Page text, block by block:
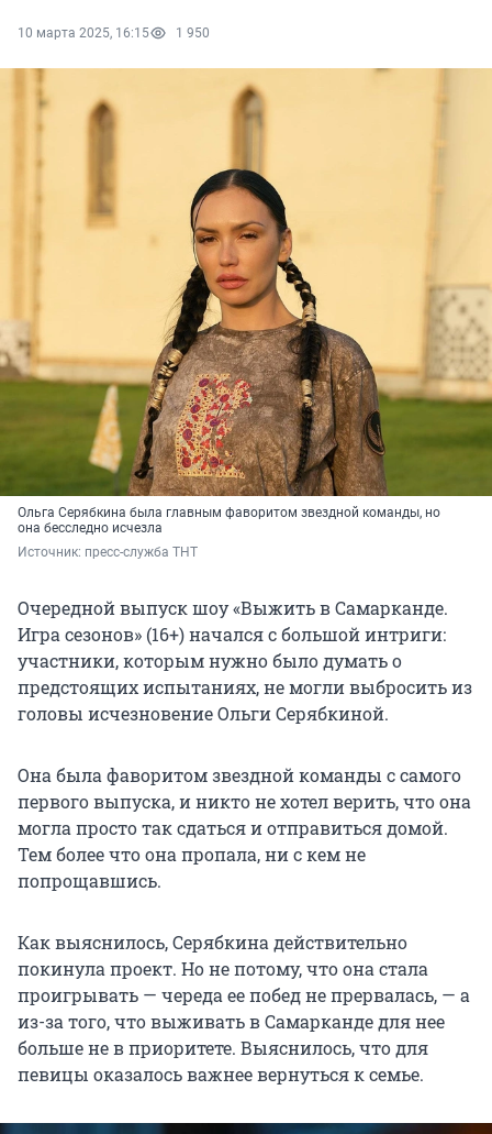
10 марта 2025, 16:15 1 950
Ольга Серябкина была главным фаворитом звездной команды, но
она бесследно исчезла
Источник: пресс-служба ТНТ
Очередной выпуск шоу «Выжить в Самарканде.
Игра сезонов» (16+) начался с большой интриги:
участники, которым нужно было думать о
предстоящих испытаниях, не могли выбросить из
головы исчезновение Ольги Серябкиной.
Она была фаворитом звездной команды с самого
первого выпуска, и никто не хотел верить, что она
могла просто так сдаться и отправиться домой.
Тем более что она пропала, ни с кем не
попрощавшись.
Как выяснилось, Серябкина действительно
покинула проект. Но не потому, что она стала
проигрывать — череда ее побед не прервалась, — а
из-за того, что выживать в Самарканде для нее
больше не в приоритете. Выяснилось, что для
певицы оказалось важнее вернуться к семье.